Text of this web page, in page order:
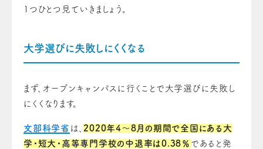
1つひとつ見ていきましょう。
大学選びに失敗しにくくなる
まず、オープンキャンパスに行くことで大学選びに失敗し
にくくなります。
文部科学省 は、 2020年4～8月の期間で全国にある大
学・短大・高等専門学校の中退率は0.38％ であると発